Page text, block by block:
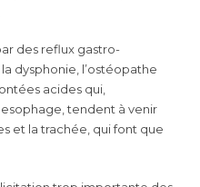
des reflux gastro-
dysphonie, l’ostéopathe
acides qui,
tendent à venir
et la trachée, qui font que